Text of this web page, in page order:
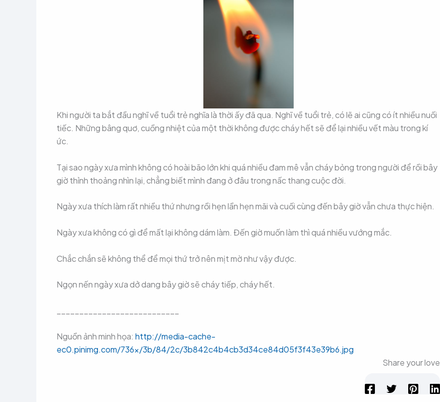
Khi người ta bắt đầu nghĩ về tuổi trẻ nghĩa là thời ấy đã qua. Nghĩ về tuổi trẻ, có lẽ ai cũng có ít nhiều nuối
tiếc. Những bâng quơ, cuồng nhiệt của một thời không được cháy hết sẽ để lại nhiều vết màu trong kí
ức.
Tại sao ngày xưa mình không có hoài bão lớn khi quá nhiều đam mê vẫn cháy bỏng trong người để rồi bây
giờ thỉnh thoảng nhìn lại, chẳng biết mình đang ở đâu trong nấc thang cuộc đời.
Ngày xưa thích làm rất nhiều thứ nhưng rồi hẹn lần hẹn mãi và cuối cùng đến bây giờ vẫn chưa thực hiện.
Ngày xưa không có gì để mất lại không dám làm. ​Đến giờ muốn làm thì quá nhiều vướng mắc.
Chắc chắn sẽ không thể để mọi thứ trở nên mịt mờ như vậy được.
Ngọn nến ngày xưa dở dang bây giờ sẽ cháy tiếp, cháy hết.
Nguồn ảnh minh họa: http://media-cache-
ec0.pinimg.com/736x/3b/84/2c/3b842c4b4cb3d34ce84d05f3f43e39b6.jpg
Share your love